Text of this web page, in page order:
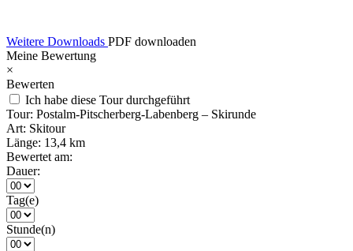
Weitere Downloads PDF downloaden
Meine Bewertung
×
Bewerten
Ich habe diese Tour durchgeführt
Tour: Postalm-Pitscherberg-Labenberg – Skirunde
Art: Skitour
Länge: 13,4 km
Bewertet am:
Dauer:
Tag(e)
Stunde(n)